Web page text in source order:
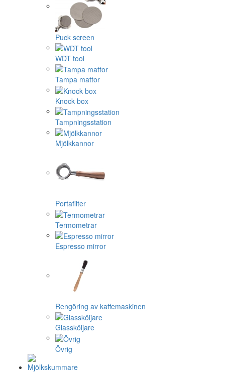
Puck screen
WDT tool
Tampa mattor
Knock box
Tampningsstation
Mjölkkannor
Portafilter
Termometrar
Espresso mirror
Rengöring av kaffemaskinen
Glassköljare
Övrig